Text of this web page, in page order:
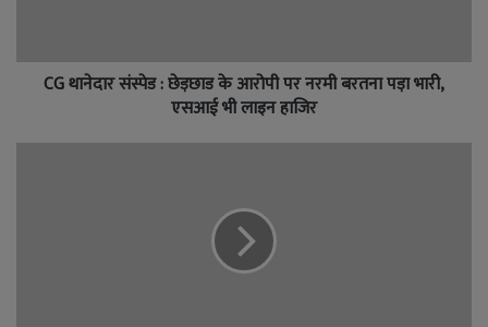
CG थानेदार संस्पेड : छेड़छाड के आरोपी पर नरमी बरतना पड़ा भारी,
एसआई भी लाइन हाजिर